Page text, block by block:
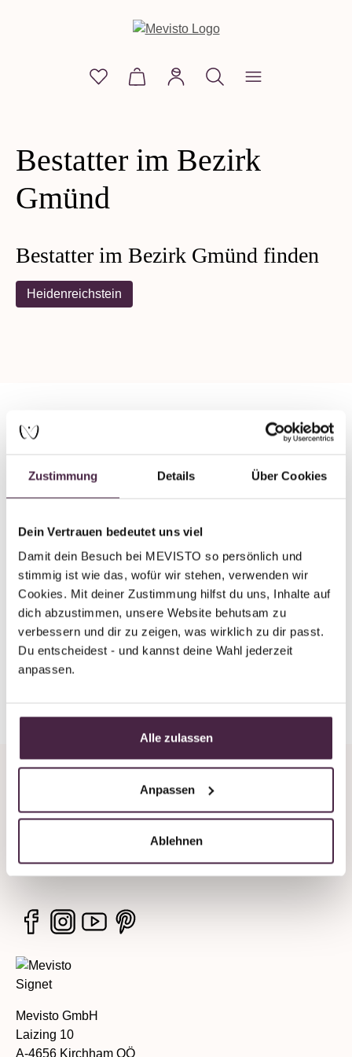
Zustimmung Details Über Cookies
Dein Vertrauen bedeutet uns viel
Damit dein Besuch bei MEVISTO so persönlich und
stimmig ist wie das, wofür wir stehen, verwenden wir
Cookies. Mit deiner Zustimmung hilfst du uns, Inhalte auf
dich abzustimmen, unsere Website behutsam zu
verbessern und dir zu zeigen, was wirklich zu dir passt.
Du entscheidest - und kannst deine Wahl jederzeit
anpassen.
Alle zulassen
Anpassen
Ablehnen
Du hast 0 Produkte auf dem Merkzettel
Warenkorb enthält 0 Positionen.
Bestatter im Bezirk
Gmünd
Bestatter im Bezirk Gmünd finden
Heidenreichstein
Humanbestattung
Bestattung Robert Inghofer
Kleinpertholz 18
Österreich
Services
Mevisto GmbH
Laizing 10
A-4656 Kirchham OÖ